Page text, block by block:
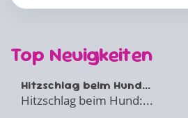
Top Neuigkeiten
Hitzschlag beim Hund...
Hitzschlag beim Hund:...